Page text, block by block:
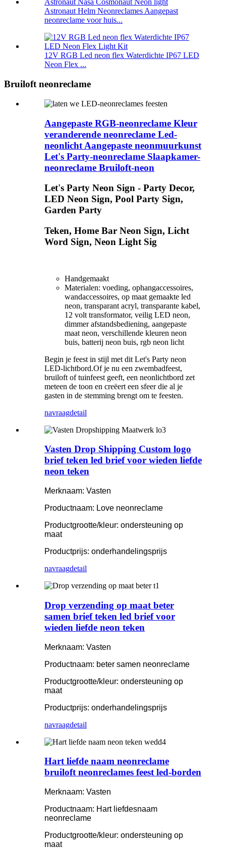
Astronaut Helm Neonreclames Aangepast
neonreclame voor huis...
12V RGB Led neon flex Waterdichte IP67 LED
Neon Flex ...
Bruiloft neonreclame
Aangepaste RGB-neonreclame Kleur
veranderende neonreclame Led-
neonlicht Aangepaste neonmuurkunst
Let's Party-neonreclame Slaapkamer-
neonreclame Bruiloft-neon
Let's Party Neon Sign - Party Decor,
LED Neon Sign, Pool Party Sign,
Garden Party
Teken, Home Bar Neon Sign, Licht
Word Sign, Neon Light Sig
Handgemaakt
Materialen: voeding, ophangaccessoires,
wandaccessoires, op maat gemaakte led
neon, transparant acryl, transparante kabel,
12 volt transformator, veilig LED neon,
dimmer afstandsbediening, aangepaste
maat neon, verschillende kleuren neon
buis, batterij neon buis, rgb neon licht
Begin je feest in stijl met dit Let's Party neon
LED-lichtbord.Of je nu een zwembadfeest,
bruiloft of tuinfeest geeft, een neonlichtbord zet
meteen de toon en creëert een sfeer die al je
gasten in de stemming brengt om te feesten.
navraagdetail
Vasten Drop Shipping Custom logo
brief teken led brief voor wieden liefde
neon teken
Merknaam: Vasten
Productnaam: Love neonreclame
Productgrootte/kleur: ondersteuning op
maat
Productprijs: onderhandelingsprijs
navraagdetail
Drop verzending op maat beter
samen brief teken led brief voor
wieden liefde neon teken
Merknaam: Vasten
Productnaam: beter samen neonreclame
Productgrootte/kleur: ondersteuning op
maat
Productprijs: onderhandelingsprijs
navraagdetail
Hart liefde naam neonreclame
bruiloft neonreclames feest led-borden
Merknaam: Vasten
Productnaam: Hart liefdesnaam
neonreclame
Productgrootte/kleur: ondersteuning op
maat